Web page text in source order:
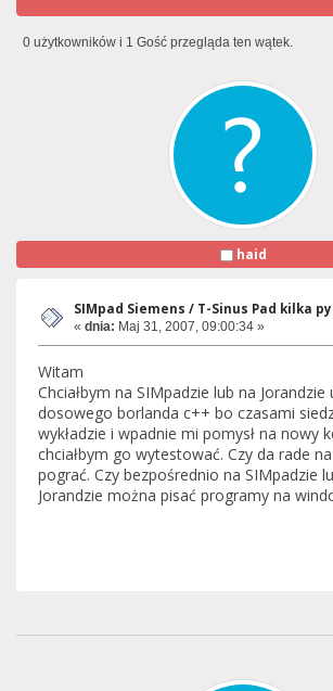
0 użytkowników i 1 Gość przegląda ten wątek.
haid
SIMpad Siemens / T-Sinus Pad kilka
« dnia: Maj 31, 2007, 09:00:34 »
Witam
Chciałbym na SIMpadzie lub na Jorandzie
dosowego borlanda c++ bo czasami
wykładzie i wpadnie mi pomysł na nowy
chciałbym go wytestować. Czy da rade
pograć. Czy bezpośrednio na SIMpadzie
Jorandzie można pisać programy na